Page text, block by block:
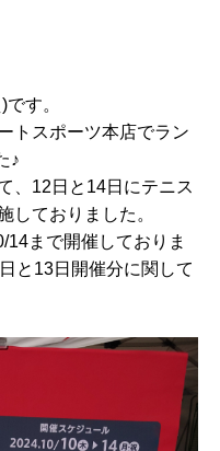
す。
トスポーツ本店でラン
♪
、12日と14日にテニス
しておりました。
まで開催しておりま
と13日開催分に関して